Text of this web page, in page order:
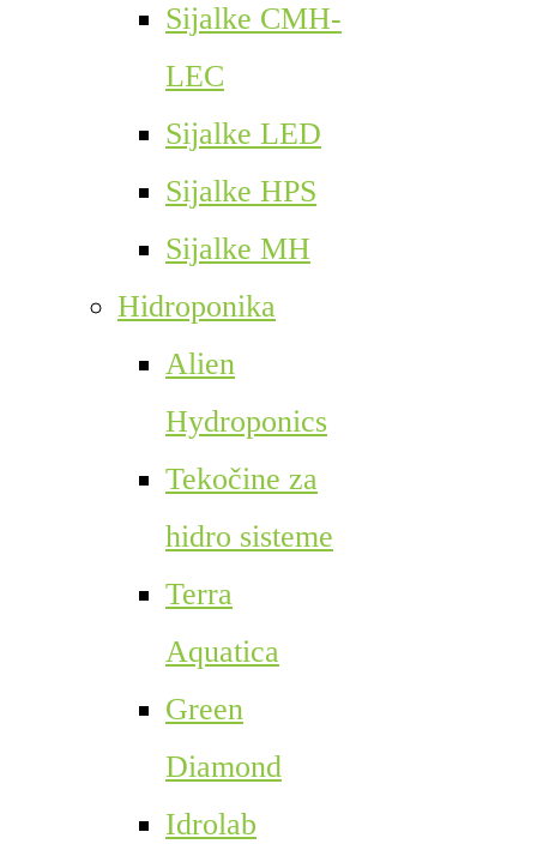
Sijalke CMH-
LEC
Sijalke LED
Sijalke HPS
Sijalke MH
Hidroponika
Alien
Hydroponics
Tekočine za
hidro sisteme
Terra
Aquatica
Green
Diamond
Idrolab